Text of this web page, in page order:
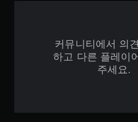
커뮤니티에서 의
하고 다른 플레이
주세요.